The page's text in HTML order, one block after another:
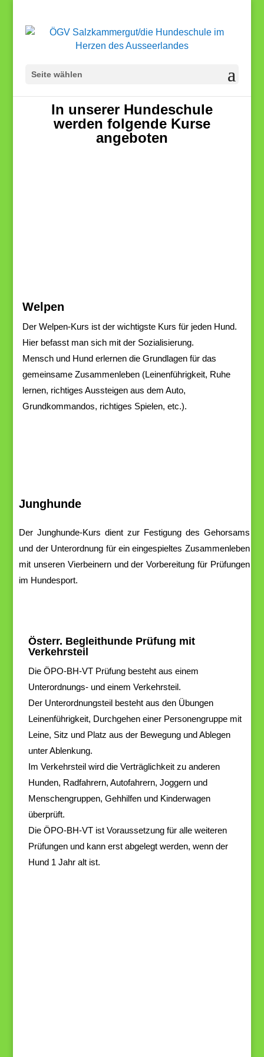
Seite wählen
In unserer Hundeschule
werden folgende Kurse
angeboten
Welpen
Der Welpen-Kurs ist der wichtigste Kurs für jeden Hund.
Hier befasst man sich mit der Sozialisierung.
Mensch und Hund erlernendie Grundlagen für das
gemeinsame Zusammenleben (Leinenführigkeit, Ruhe
lernen, richtiges Aussteigen aus dem Auto,
Grundkommandos, richtiges Spielen, etc.).
Junghunde
Der Junghunde-Kurs dient zur Festigung des Gehorsams
und der Unterordnung für ein eingespieltes Zusammenleben
mit unseren Vierbeinern und der Vorbereitung für Prüfungen
im Hundesport.
Österr. Begleithunde Prüfung mit
Verkehrsteil
Die ÖPO-BH-VT Prüfung besteht aus einem
Unterordnungs- und einem Verkehrsteil.
Der Unterordnungsteil besteht aus den Übungen
Leinenführigkeit, Durchgehen einer Personengruppe mit
Leine, Sitz und Platz aus der Bewegung und Ablegen
unter Ablenkung.
Im Verkehrsteil wird die Verträglichkeit zu anderen
Hunden, Radfahrern, Autofahrern, Joggern und
Menschengruppen, Gehhilfen und Kinderwagen
überprüft.
Die ÖPO-BH-VT ist Voraussetzung für alle weiteren
Prüfungen und kann erst abgelegt werden, wenn der
Hund 1 Jahr alt ist.